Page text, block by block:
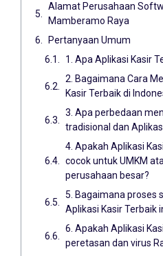
Alamat Perusahaan
Mamberamo Raya
Pertanyaan Umum
1. Apa Aplikasi Kasir
2. Bagaimana Cara
Kasir Terbaik di
3. Apa perbedaan
tradisional dan
4. Apakah Aplikasi
cocok untuk UMKM
perusahaan besar?
5. Bagaimana proses
Aplikasi Kasir Terbaik
6. Apakah Aplikasi
peretasan dan virus